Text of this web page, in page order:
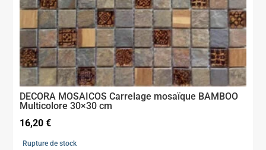
DECORA MOSAICOS Carrelage mosaïque BAMBOO
Multicolore 30×30 cm
16,20€
Rupture de stock